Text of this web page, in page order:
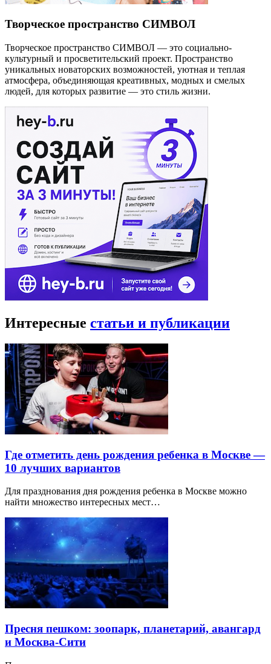
Творческое пространство СИМВОЛ
Творческое пространство СИМВОЛ — это социально-
культурный и просветительский проект. Пространство
уникальных новаторских возможностей, уютная и теплая
атмосфера, объединяющая креативных, модных и смелых
людей, для которых развитие — это стиль жизни.
Интересные статьи и публикации
Где отметить день рождения ребенка в Москве —
10 лучших вариантов
Для празднования дня рождения ребенка в Москве можно
найти множество интересных мест…
Пресня пешком: зоопарк, планетарий, авангард
и Москва-Сити